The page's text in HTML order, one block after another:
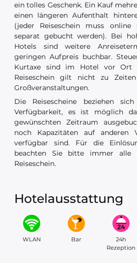
ein tolles Geschenk. Ein Kauf
einen längeren Aufenthalt
(jeder Reiseschein muss online
separat gebucht werden). Bei
Hotels sind weitere
geringen Aufpreis buchbar.
Kurtaxe sind im Hotel vor Ort
Reiseschein gilt nicht zu
Großveranstaltungen.
Die Reisescheine beziehen
Verfügbarkeit, es ist möglich
gewünschten Zeitraum
noch Kapazitäten auf anderen
verfügbar sind. Für die
beachten Sie bitte immer alle
Reiseschein.
Hotelausstattung
WLAN Bar
24h
Rezeption